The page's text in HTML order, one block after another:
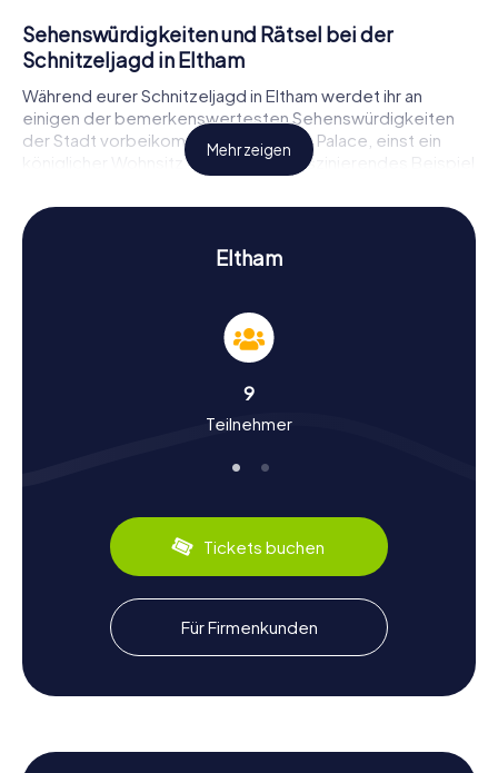
Sehenswürdigkeiten und Rätsel bei der
Schnitzeljagd in Eltham
Während eurer Schnitzeljagd in Eltham werdet ihr an
einigen der bemerkenswertesten Sehenswürdigkeiten
der Stadt vorbeikommen. Das Eltham Palace, einst ein
königlicher Wohnsitz, ist heute ein faszinierendes Beispiel
Architektur. Hier könnt ihr nicht nur die prachtvollen Gärten
bewundern, sondern auch knifflige Rätsel lösen, die euch
tiefer in die Geschichte des Palastes eintauchen lassen.
Ein weiteres Highlight ist das Bob Hope Theatre, das mit
beliebter Ort für kulturelle Veranstaltungen ist. Vergesst
nicht, auch die Church of Holy Trinity zu besuchen, wo
euch weitere spannende Aufgaben erwarten.
Geschichte und Kultur erleben bei der
Schnitzeljagd in Eltham
Eltham hat eine lange und faszinierende Geschichte, die
Schnitzeljagden erfahrt ihr mehr über die Bedeutung der
Stadt als strategischer Standort aufgrund ihrer Lage auf
einem hohen Plateau. Wusstet ihr, dass Eltham Palace
einst ein wichtiger Aufenthaltsort für englische Könige
war? Hier hielt Edward III. im Jahr 1329 sogar ein Parlament
ab! Diese und viele weitere spannende Fakten erwarten
euch auf eurer Entdeckungstour. Neben der Geschichte
bietet Eltham auch kulinarische Köstlichkeiten. Probiert
unbedingt die lokalen Spezialitäten in einem der
Mehr zeigen
Eltham
9
Teilnehmer
Tickets buchen
Für Firmenkunden